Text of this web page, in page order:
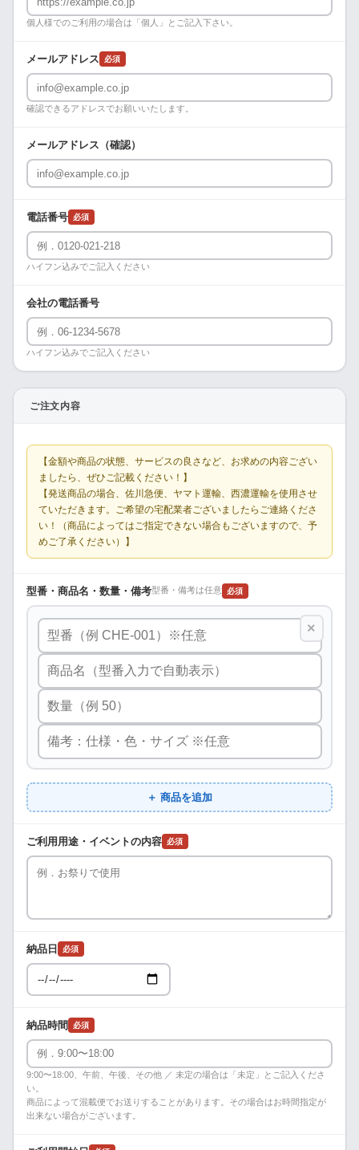
個人様でのご利用の場合は「個人」とご記入下さい。
メールアドレス 必須
確認できるアドレスでお願いいたします。
メールアドレス（確認）
電話番号 必須
ハイフン込みでご記入ください
会社の電話番号
ハイフン込みでご記入ください
ご注文内容
【金額や商品の状態、サービスの良さなど、お求めの内容ござい
ましたら、ぜひご記載ください！】
【発送商品の場合、佐川急便、ヤマト運輸、西濃運輸を使用させ
ていただきます。ご希望の宅配業者ございましたらご連絡くださ
い！（商品によってはご指定できない場合もございますので、予
めご了承ください）】
型番・商品名・数量・備考型番・備考は任意 必須
×
＋ 商品を追加
ご利用用途・イベントの内容 必須
納品日 必須
納品時間 必須
9:00〜18:00、午前、午後、その他 ／ 未定の場合は「未定」とご記入くださ
い。
商品によって混載便でお送りすることがあります。その場合はお時間指定が
出来ない場合がございます。